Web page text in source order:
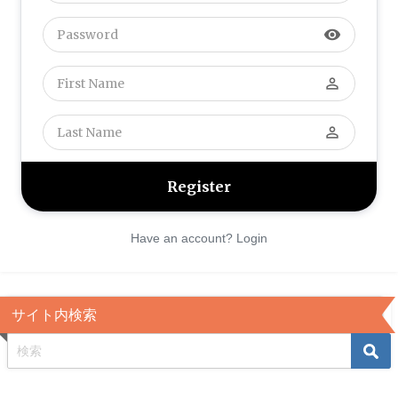
visibility
perm_identity
perm_identity
Have an account? Login
サイト内検索